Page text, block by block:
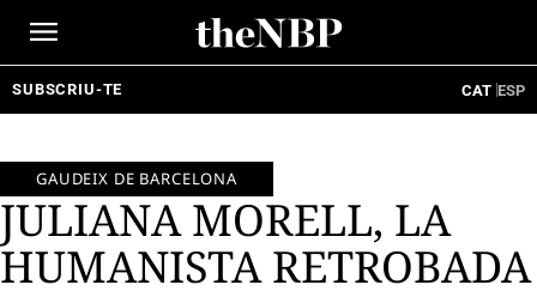
SUBSCRIU-TE CAT ESP
GAUDEIX DE BARCELONA
JULIANA MORELL, LA
HUMANISTA RETROBADA